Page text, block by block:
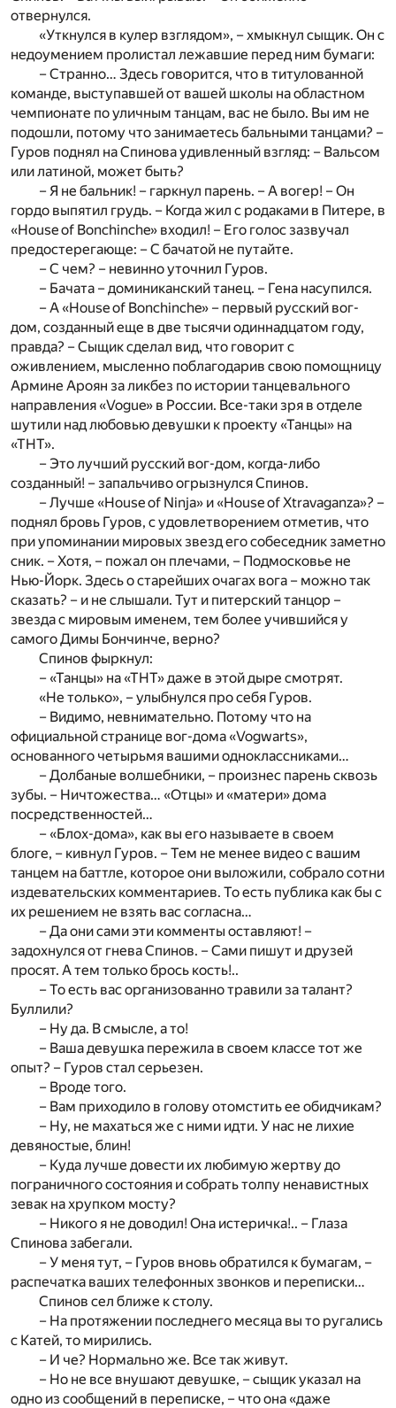
отвернулся.
«Уткнулся в кулер взглядом», – хмыкнул сыщик. Он с
недоумением пролистал лежавшие перед ним бумаги:
– Странно… Здесь говорится, что в титулованной
команде, выступавшей от вашей школы на областном
чемпионате по уличным танцам, вас не было. Вы им не
подошли, потому что занимаетесь бальными танцами? –
Гуров поднял на Спинова удивленный взгляд: – Вальсом
или латиной, может быть?
– Я не бальник! – гаркнул парень. – А вогер! – Он
гордо выпятил грудь. – Когда жил с родаками в Питере, в
«House of Bonchinche» входил! – Его голос зазвучал
предостерегающе: – С бачатой не путайте.
– С чем? – невинно уточнил Гуров.
– Бачата – доминиканский танец. – Гена насупился.
– А «House of Bonchinche» – первый русский вог-
дом, созданный еще в две тысячи одиннадцатом году,
правда? – Сыщик сделал вид, что говорит с
оживлением, мысленно поблагодарив свою помощницу
Армине Ароян за ликбез по истории танцевального
направления «Vogue» в России. Все-таки зря в отделе
шутили над любовью девушки к проекту «Танцы» на
«ТНТ».
– Это лучший русский вог-дом, когда-либо
созданный! – запальчиво огрызнулся Спинов.
– Лучше «House of Ninja» и «House of Xtravaganza»? –
поднял бровь Гуров, с удовлетворением отметив, что
при упоминании мировых звезд его собеседник заметно
сник. – Хотя, – пожал он плечами, – Подмосковье не
Нью-Йорк. Здесь о старейших очагах вога – можно так
сказать? – и не слышали. Тут и питерский танцор –
звезда с мировым именем, тем более учившийся у
самого Димы Бончинче, верно?
Спинов фыркнул:
– «Танцы» на «ТНТ» даже в этой дыре смотрят.
«Не только», – улыбнулся про себя Гуров.
– Видимо, невнимательно. Потому что на
официальной странице вог-дома «Vogwarts»,
основанного четырьмя вашими одноклассниками…
– Долбаные волшебники, – произнес парень сквозь
зубы. – Ничтожества… «Отцы» и «матери» дома
посредственностей…
– «Блох-дома», как вы его называете в своем
блоге, – кивнул Гуров. – Тем не менее видео с вашим
танцем на баттле, которое они выложили, собрало сотни
издевательских комментариев. То есть публика как бы с
их решением не взять вас согласна…
– Да они сами эти комменты оставляют! –
задохнулся от гнева Спинов. – Сами пишут и друзей
просят. А тем только брось кость!..
– То есть вас организованно травили за талант?
Буллили?
– Ну да. В смысле, а то!
– Ваша девушка пережила в своем классе тот же
опыт? – Гуров стал серьезен.
– Вроде того.
– Вам приходило в голову отомстить ее обидчикам?
– Ну, не махаться же с ними идти. У нас не лихие
девяностые, блин!
– Куда лучше довести их любимую жертву до
пограничного состояния и собрать толпу ненавистных
зевак на хрупком мосту?
– Никого я не доводил! Она истеричка!.. – Глаза
Спинова забегали.
– У меня тут, – Гуров вновь обратился к бумагам, –
распечатка ваших телефонных звонков и переписки…
Спинов сел ближе к столу.
– На протяжении последнего месяца вы то ругались
с Катей, то мирились.
– И че? Нормально же. Все так живут.
– Но не все внушают девушке, – сыщик указал на
одно из сообщений в переписке, – что она «даже